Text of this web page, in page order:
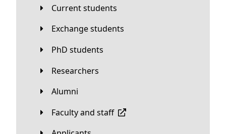
Current students
Exchange students
PhD students
Researchers
Alumni
Faculty and staff